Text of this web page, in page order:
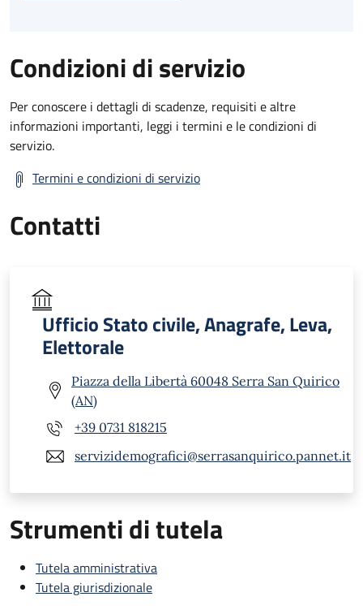
Condizioni di servizio
Per conoscere i dettagli di scadenze, requisiti e altre
informazioni importanti, leggi i termini e le condizioni di
servizio.
Termini e condizioni di servizio
Contatti
Ufficio Stato civile, Anagrafe, Leva,
Elettorale
Piazza della Libertà 60048 Serra San Quirico
(AN)
+39 0731 818215
servizidemografici@serrasanquirico.pannet.it
Strumenti di tutela
Tutela amministrativa
Tutela giurisdizionale